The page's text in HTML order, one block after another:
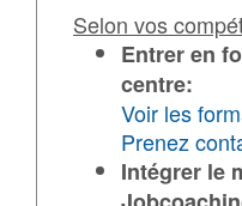
Selon vos
Entrer en
centre:
Voir les
Prenez
Intégrer le